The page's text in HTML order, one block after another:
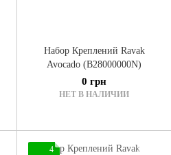
Набор Креплений Ravak
Avocado (B28000000N)
0 грн
НЕТ В НАЛИЧИИ
4